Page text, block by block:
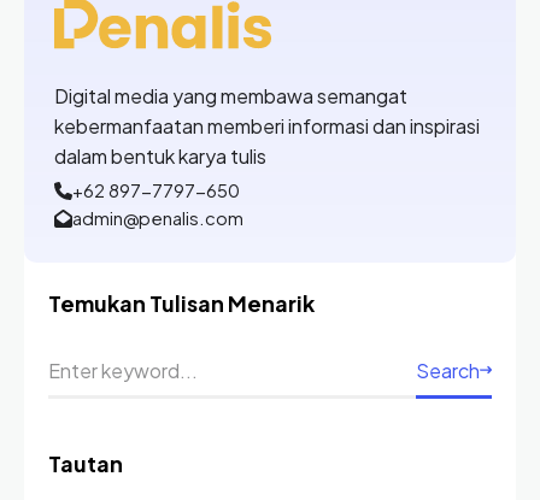
Digital media yang membawa semangat
kebermanfaatan memberi informasi dan inspirasi
dalam bentuk karya tulis
+62 897-7797-650
admin@penalis.com
Temukan Tulisan Menarik
Search
Tautan